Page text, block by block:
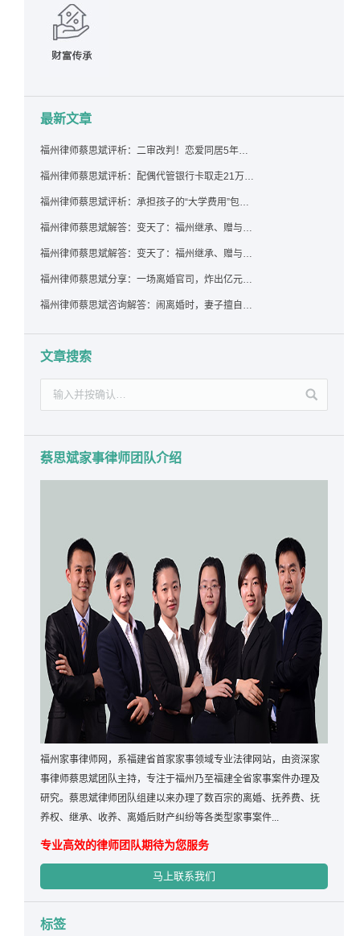
最新文章
福州律师蔡思斌评析：二审改判！恋爱同居5年为女友买车，分手后能要回吗？
福州律师蔡思斌评析：配偶代管银行卡取走21万，离婚后这笔钱还要得回来吗？
福州律师蔡思斌评析：承担孩子的“大学费用”包括高额留学费用吗？
福州律师蔡思斌解答：变天了：福州继承、赠与房产转让要收20%个税？福州国税官方回复来了！
福州律师蔡思斌解答：变天了：福州继承、赠与房产转让要收20%个税？福州国税官方回答来了！
福州律师蔡思斌分享：一场离婚官司，炸出亿元“糊涂账”：本想分割家产，结果“自爆”了家底
福州律师蔡思斌咨询解答：闹离婚时，妻子擅自带走孩子并阻止其上学，违法吗？该如何维权？
文章搜索
蔡思斌家事律师团队介绍
福州家事律师网，系福建省首家家事领域专业法律网站，由资深家
事律师蔡思斌团队主持，专注于福州乃至福建全省家事案件办理及
研究。蔡思斌律师团队组建以来办理了数百宗的离婚、抚养费、抚
养权、继承、收养、离婚后财产纠纷等各类型家事案件...
专业高效的律师团队期待为您服务
马上联系我们
标签